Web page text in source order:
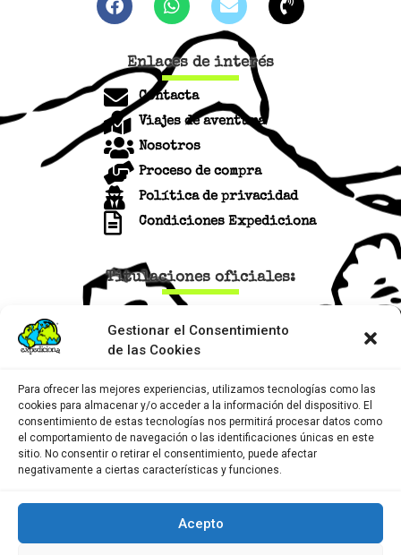
Gestionar el Consentimiento
de las Cookies
Para ofrecer las mejores experiencias, utilizamos tecnologías como las
cookies para almacenar y/o acceder a la información del dispositivo. El
consentimiento de estas tecnologías nos permitirá procesar datos como
el comportamiento de navegación o las identificaciones únicas en este
sitio. No consentir o retirar el consentimiento, puede afectar
negativamente a ciertas características y funciones.
Acepto
Enlaces de interés
Contacta
Viajes de aventura
Nosotros
Proceso de compra
Política de privacidad
Condiciones Expediciona
Titulaciones oficiales:
Nuestros socios
CIEX:10/00018/Om